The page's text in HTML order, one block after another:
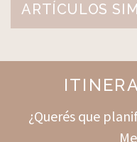
ARTÍCULOS
¿Querés que